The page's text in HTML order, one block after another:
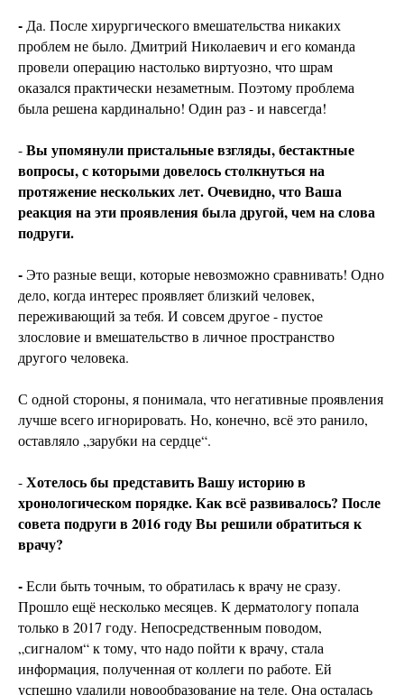
- Да. После хирургического вмешательства никаких
проблем не было. Дмитрий Николаевич и его команда
провели операцию настолько виртуозно, что шрам
оказался практически незаметным. Поэтому проблема
была решена кардинально! Один раз - и навсегда!
-Вы упомянули пристальные взгляды, бестактные
вопросы, с которыми довелось столкнуться на
протяжение нескольких лет. Очевидно, что Ваша
реакция на эти проявления была другой, чем на слова
подруги.
-Это разные вещи, которые невозможно сравнивать! Одно
дело, когда интерес проявляет близкий человек,
переживающий за тебя. И совсем другое - пустое
злословие и вмешательство в личное пространство
другого человека.
С одной стороны, я понимала, что негативные проявления
лучше всего игнорировать. Но, конечно, всё это ранило,
оставляло „зарубки на сердце“.
-Хотелось бы представить Вашу историю в
хронологическом порядке. Как всё развивалось? После
совета подруги в 2016 году Вы решили обратиться к
врачу?
-Если быть точным, то обратилась к врачу не сразу.
Прошло ещё несколько месяцев. К дерматологу попала
только в 2017 году. Непосредственным поводом,
„сигналом“ к тому, что надо пойти к врачу, стала
информация, полученная от коллеги по работе. Ей
успешно удалили новообразование на теле. Она осталась